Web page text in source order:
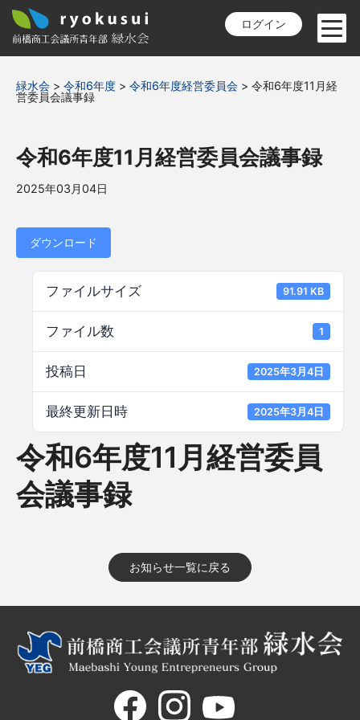
ログイン
緑水会 > 令和6年度 > 令和6年度経営委員会 > 令和6年度11月経
営委員会議事録
令和6年度11月経営委員会議事録
2025年03月04日
ダウンロード
ファイルサイズ 91.91 KB
ファイル数 1
投稿日 2025年3月4日
最終更新日時 2025年3月4日
令和6年度11月経営委員
会議事録
お知らせ一覧に戻る